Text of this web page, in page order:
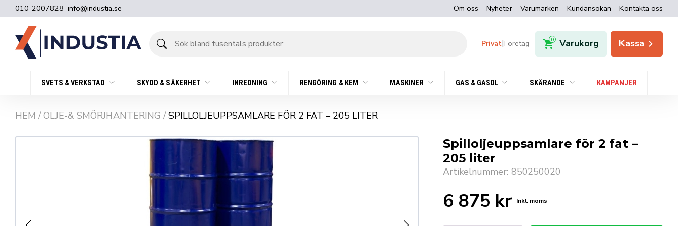
010-2007828 info@industia.se Om oss Nyheter Varumärken Kundansökan Kontakta oss
bland
Privat|Företag 0 Varukorg Kassa
SVETS & VERKSTAD SKYDD & SÄKERHET INREDNING RENGÖRING & KEM MASKINER GAS & GASOL SKÄRANDE KAMPANJER
HEM / OLJE-& SMÖRJHANTERING / SPILLOLJEUPPSAMLARE FÖR 2 FAT – 205 LITER
Spilloljeuppsamlare för 2 fat –
205 liter
Artikelnummer: 850250020
6 875 kr Inkl. moms